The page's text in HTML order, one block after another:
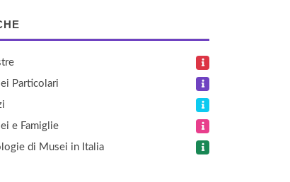
Particolari
e Famiglie
di Musei in Italia